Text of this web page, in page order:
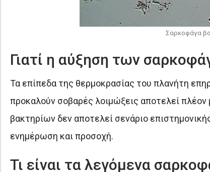
Σαρκοφάγα
Γιατί η αύξηση των
Τα επίπεδα της θερμοκρασίας του πλανήτη
προκαλούν σοβαρές λοιμώξεις αποτελεί
βακτηρίων δεν αποτελεί σενάριο
ενημέρωση και προσοχή.
Τι είναι τα λεγόμενα